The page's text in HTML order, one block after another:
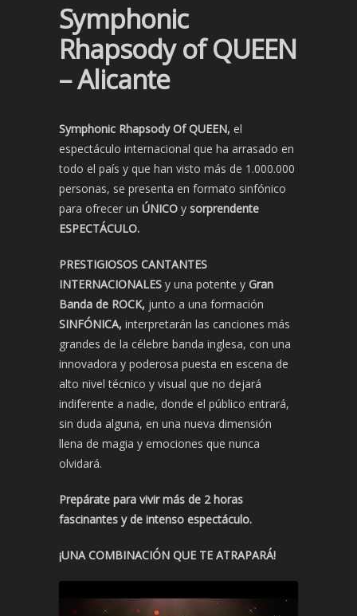
Symphonic
Rhapsody of QUEEN
– Alicante
Symphonic Rhapsody Of QUEEN, el
espectáculo internacional que ha arrasado en
todo el país y que han visto más de 1.000.000
personas, se presenta en formato sinfónico
para ofrecer un ÚNICO y sorprendente
ESPECTÁCULO.
PRESTIGIOSOS CANTANTES
INTERNACIONALES y una potente y Gran
Banda de ROCK, junto a una formación
SINFÓNICA, interpretarán las canciones más
grandes de la célebre banda inglesa, con una
innovadora y poderosa puesta en escena de
alto nivel técnico y visual que no dejará
indiferente a nadie, donde el público entrará,
sin duda alguna, en una nueva dimensión
llena de magia y emociones que nunca
olvidará.
Prepárate para vivir más de 2 horas
fascinantes y de intenso espectáculo.
¡UNA COMBINACIÓN QUE TE ATRAPARÁ!